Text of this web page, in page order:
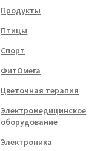
Продукты
Птицы
Спорт
ФитОмега
Цветочная терапия
Электромедицинское
оборудование
Электроника